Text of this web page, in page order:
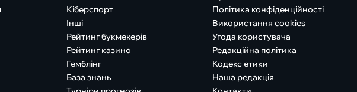
Кіберспорт
Інші
Рейтинг букмекерів
Рейтинг казино
Гемблінг
База знань
Політика конфіденційності
Використання cookies
Угода користувача
Редакційна політика
Кодекс етики
Наша редакція